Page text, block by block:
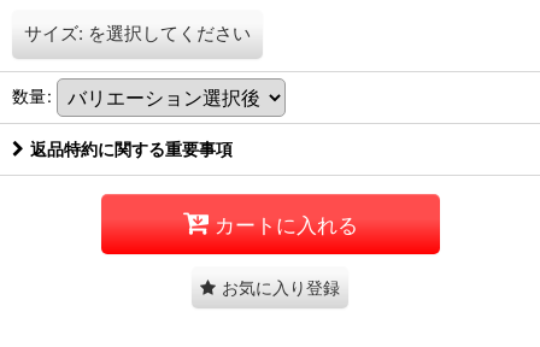
サイズ: を選択してください
数量:
返品特約に関する重要事項
カートに入れる
お気に入り登録